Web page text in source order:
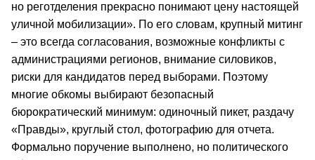
но реготделения прекрасно понимают цену настоящей
уличной мобилизации». По его словам, крупный митинг
– это всегда согласования, возможные конфликты с
администрациями регионов, внимание силовиков,
риски для кандидатов перед выборами. Поэтому
многие обкомы выбирают безопасный
бюрократический минимум: одиночный пикет, раздачу
«Правды», круглый стол, фотографию для отчета.
Формально поручение выполнено, но политического